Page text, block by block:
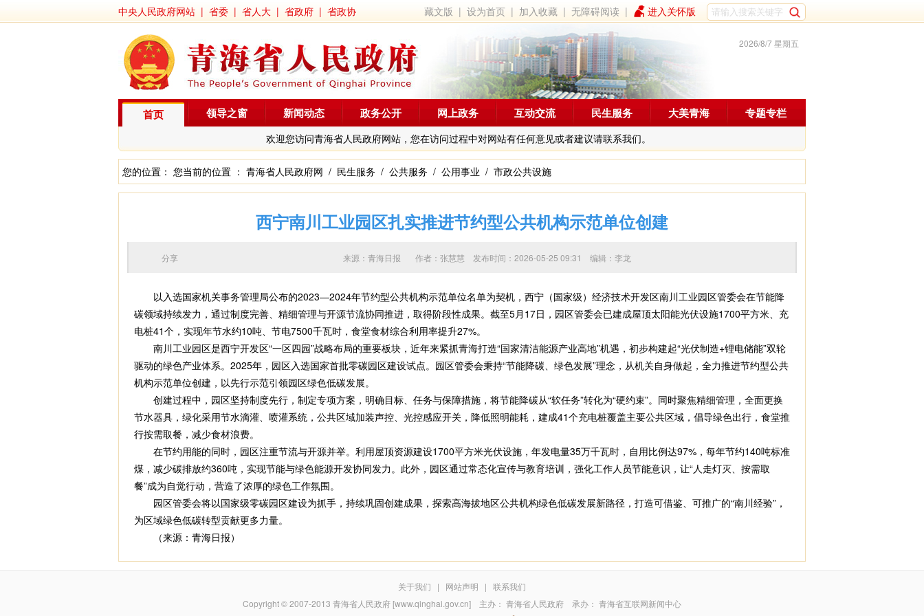
中央人民政府网站 | 省委 | 省人大 | 省政府 | 省政协 藏文版 |设为首页 | 加入收藏 |无障碍阅读 | 进入关怀版
2026/8/7 星期五
首页
欢迎您访问青海省人民政府网站，您在访问过程中对网站有任何意见或者建议请联系我们。
领导之窗 新闻动态 政务公开 网上政务 互动交流 民生服务 大美青海 专题专栏
您的位置： 您当前的位置 ： 青海省人民政府网 / 民生服务 / 公共服务 / 公用事业 / 市政公共设施
西宁南川工业园区扎实推进节约型公共机构示范单位创建
来源：青海日报 作者： 张慧慧 发布时间：2026-05-25 09:31 编辑：李龙
分享
以入选国家机关事务管理局公布的2023—2024年节约型公共机构示范单位名单为契机，西宁（国家级）经济技术开发区南川工业园区管委会在节能降
碳领域持续发力，通过制度完善、精细管理与开源节流协同推进，取得阶段性成果。截至5月17日，园区管委会已建成屋顶太阳能光伏设施1700平方米、充
电桩41个，实现年节水约10吨、节电7500千瓦时，食堂食材综合利用率提升27%。
南川工业园区是西宁开发区“一区四园”战略布局的重要板块，近年来紧抓青海打造“国家清洁能源产业高地”机遇，初步构建起“光伏制造+锂电储能”双轮
驱动的绿色产业体系。2025年，园区入选国家首批零碳园区建设试点。园区管委会秉持“节能降碳、绿色发展”理念，从机关自身做起，全力推进节约型公共
机构示范单位创建，以先行示范引领园区绿色低碳发展。
创建过程中，园区坚持制度先行，制定专项方案，明确目标、任务与保障措施，将节能降碳从“软任务”转化为“硬约束”。同时聚焦精细管理，全面更换
节水器具，绿化采用节水滴灌、喷灌系统，公共区域加装声控、光控感应开关，降低照明能耗，建成41个充电桩覆盖主要公共区域，倡导绿色出行，食堂推
行按需取餐，减少食材浪费。
在节约用能的同时，园区注重节流与开源并举。利用屋顶资源建设1700平方米光伏设施，年发电量35万千瓦时，自用比例达97%，每年节约140吨标准
煤，减少碳排放约360吨，实现节能与绿色能源开发协同发力。此外，园区通过常态化宣传与教育培训，强化工作人员节能意识，让“人走灯灭、按需取
餐”成为自觉行动，营造了浓厚的绿色工作氛围。
园区管委会将以国家级零碳园区建设为抓手，持续巩固创建成果，探索高海拔地区公共机构绿色低碳发展新路径，打造可借鉴、可推广的“南川经验”，
为区域绿色低碳转型贡献更多力量。
（来源：青海日报）
关于我们 | 网站声明 | 联系我们
Copyright © 2007-2013 青海省人民政府 [www.qinghai.gov.cn] 主办： 青海省人民政府 承办： 青海省互联网新闻中心